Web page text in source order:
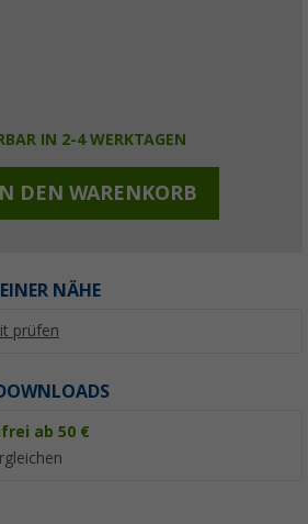
IN 2-4 WERKTAGEN
DEN WARENKORB
NÄHE
prüfen
ab 50 €